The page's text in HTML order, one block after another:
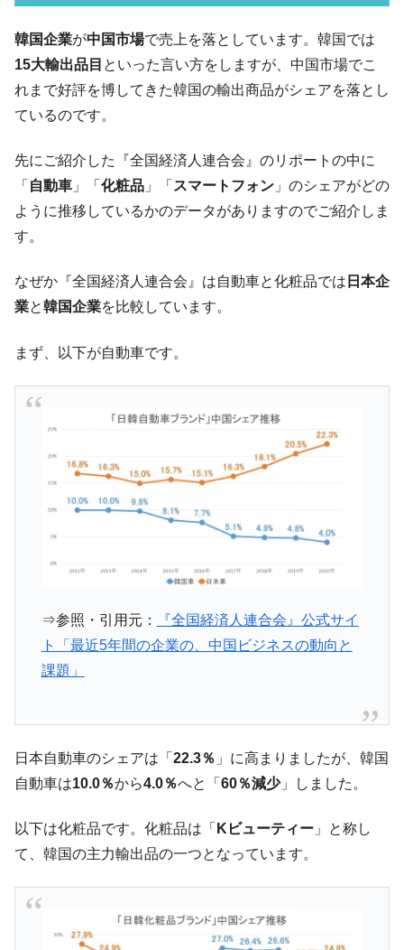
『Money1』
『韓国銀行』が「金の保有量を増やしま
す」⇒「金を経由するドル入手」手段ではないのか？
『Money1』
韓国･外為取引量「1日当たり1,214.4億ド
『Money1』
い「50.5％」に上昇
『Money1』
韓国大統領府ボンクラ政策室長が告発され
た ⇒ 国家が行った恐るべき株価操作であり、空前の国政壟
断
動」
『Money1』
中国だけが鉄鋼輸出を異常増加させる ⇒ 中
国の過剰生産が世界を蝕む。
種は全般的「不調」⇒ PSIが示す現況は決して良くない。
ン』1人当たり賠償10万ウォンを認定 ⇒ 総額3兆7,000億
『Money1』 韓国で猛暑。南東部では干ばつ
『Money1』
韓国型イージス搭載の次世代駆逐艦
「KDDX」1番艦、2032年竣工と公示
『Money1』
【対日本円】ウォン安が急進！ 日米の協調
に韓国がいっちょがみしたのでは。
は韓国で『BYD』車は売れている。6カ月で対前年同期比
『Money1』
在韓米国大使スティールが着韓！⇒ さっそ
く空港に詰めかけ「出て行け！」「極右勢力」のプラカー
ドを掲げる「在韓反米勢力」
ほぼ終わった」
韓国『国民年金公団』株価暴落で200兆蒸
『Money1』
韓国政府「ニセＫ-ブランドを通報しようキ
ャンペーン」⇒ あの名物教授も登場！
『Money1』
『Money1』
韓国鉄鋼最大手『POSCO』ズブズブ沈む。
韓国企業が中国市場で売上を落としています。韓国では
15大輸出品目 といった言い方をしますが、中国市場でこ
れまで好評を博してきた韓国の輸出商品がシェアを落とし
ているのです。
先にご紹介した『全国経済人連合会』のリポートの中に
「 自動車 」「 化粧品 」「 スマートフォン 」のシェアがどの
ように推移しているかのデータがありますのでご紹介しま
す。
なぜか『全国経済人連合会』は自動車と化粧品では 日本企
業と韓国企業を比較しています。
まず、以下が自動車です。
⇒参照・引用元：
『全国経済人連合会』公式サイ
ト「最近5年間の企業の、中国ビジネスの動向と
課題」
日本自動車のシェアは「 22.3％ 」に高まりましたが、韓国
自動車は10.0％から4.0％へと「 60％減少」しました。
以下は化粧品です。化粧品は「 Kビューティー 」と称し
て、韓国の主力輸出品の一つとなっています。